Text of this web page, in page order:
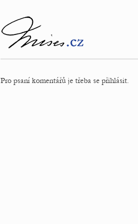
Pro psaní komentářů je třeba se přihlásit.